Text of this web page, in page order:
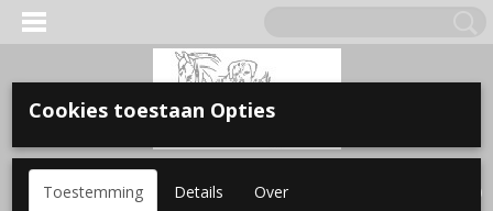
Inloggen Registreren
(0)
Cookies toestaan Opties
Toestemming Details Over